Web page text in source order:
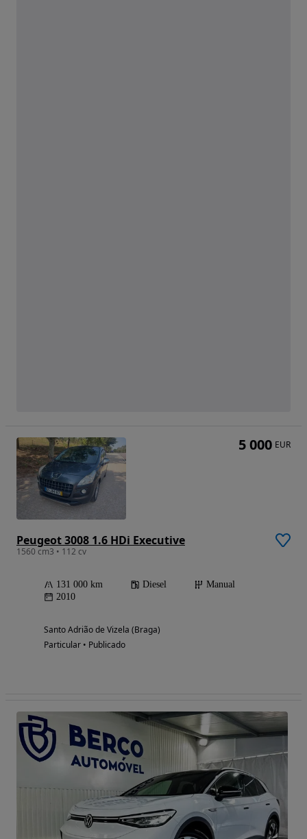
Peugeot 3008 1.6 HDi Executive
1560 cm3 • 112 cv
131 000 km Diesel
Manual
2010
Santo Adrião de Vizela (Braga)
Particular • Publicado
5 000 EUR